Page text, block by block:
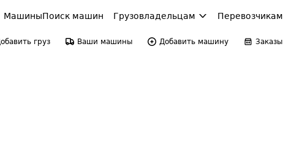
МашиныПоиск машин Грузовладельцам Перевозчикам
груз Ваши машины Добавить машину Заказы